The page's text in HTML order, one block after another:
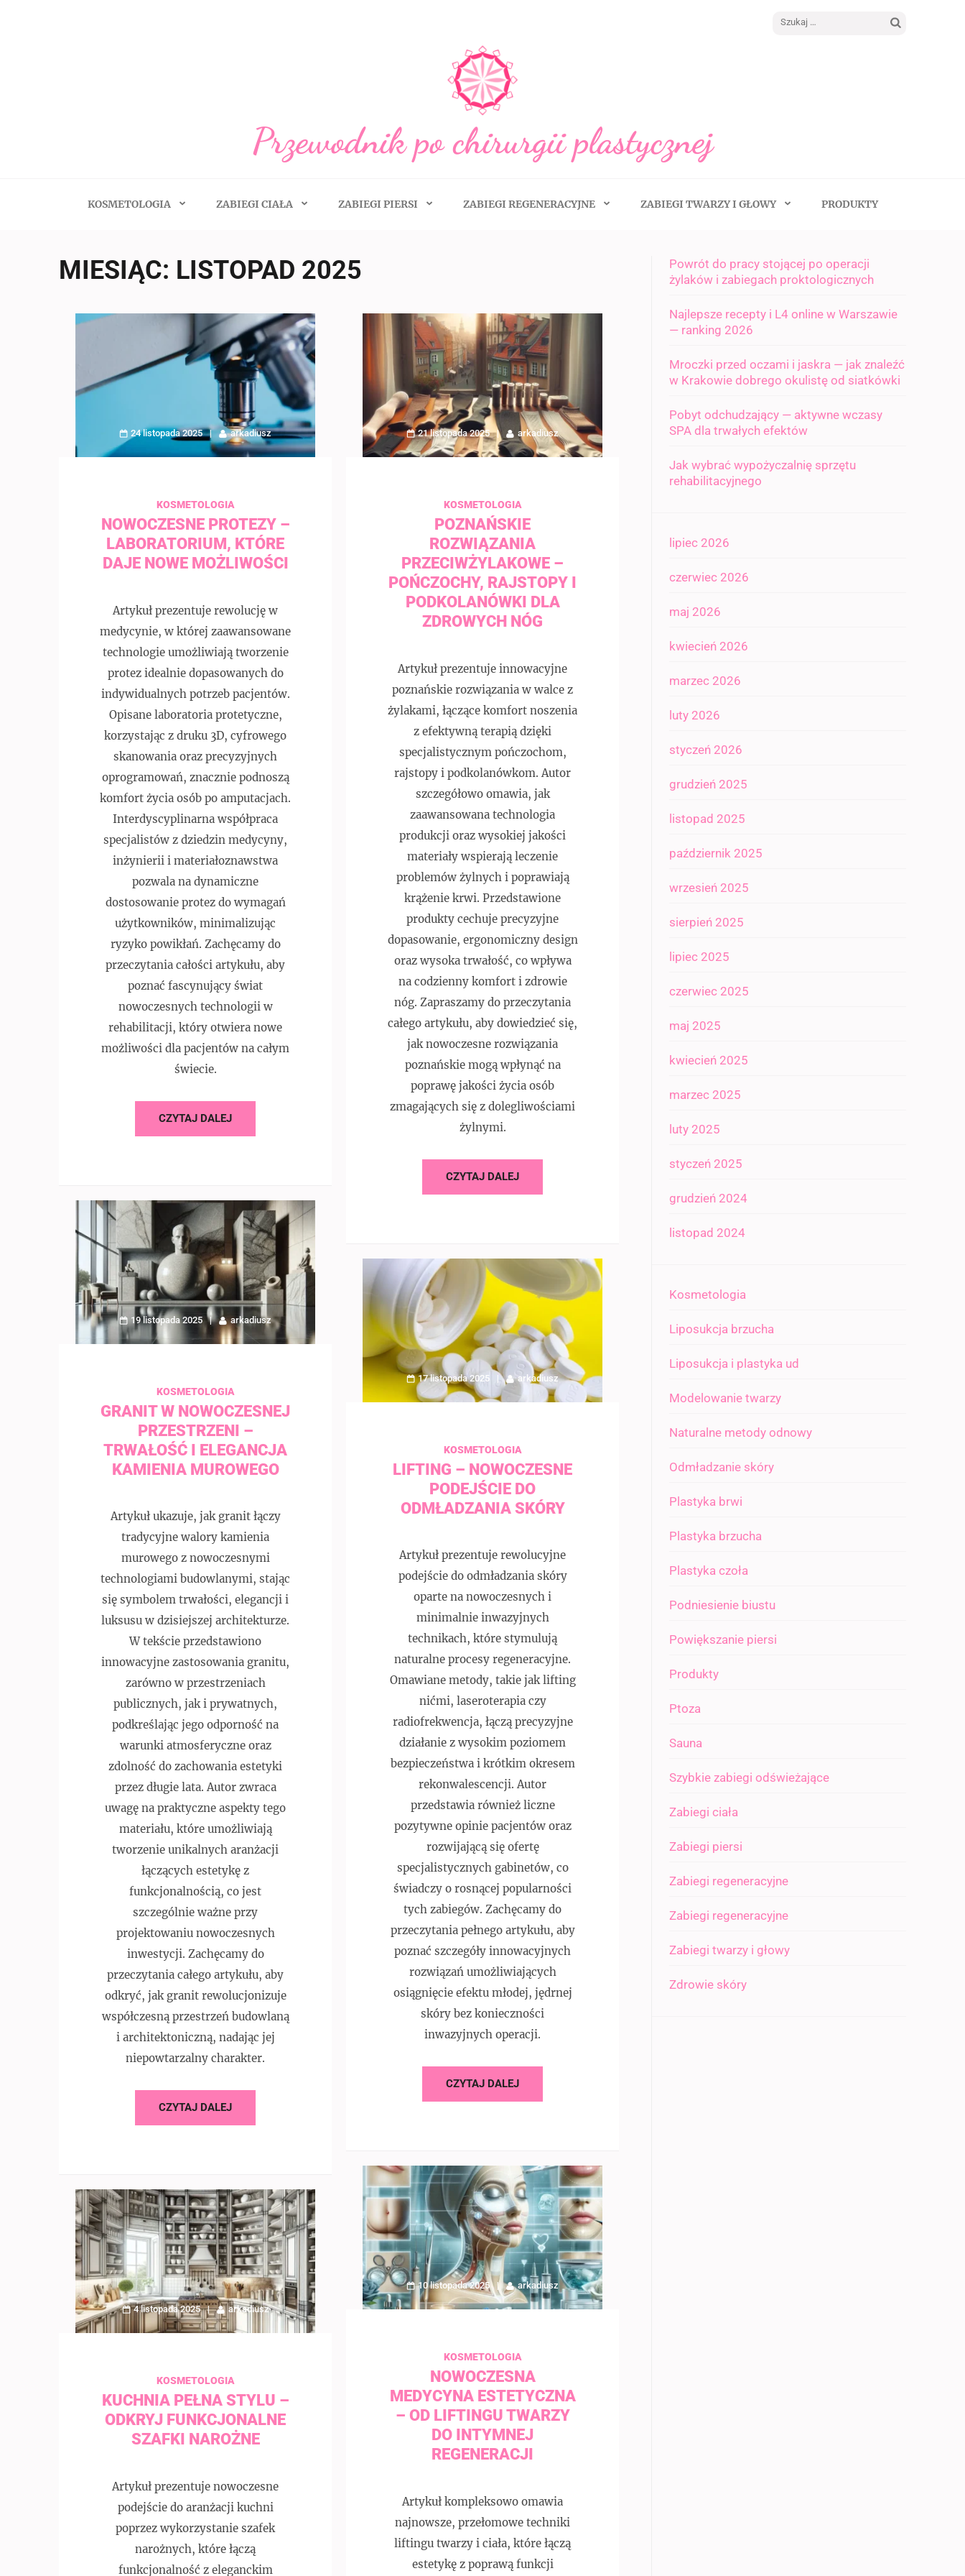
Szukaj:
Przewodnik po chirurgii plastycznej
KOSMETOLOGIA ZABIEGI CIAŁA ZABIEGI PIERSI ZABIEGI REGENERACYJNE ZABIEGI TWARZY I GŁOWY PRODUKTY
MIESIĄC: LISTOPAD 2025
24 listopada 2025 arkadiusz
KOSMETOLOGIA
NOWOCZESNE PROTEZY –
LABORATORIUM, KTÓRE
DAJE NOWE MOŻLIWOŚCI
Artykuł prezentuje rewolucję w
medycynie, w której zaawansowane
technologie umożliwiają tworzenie
protez idealnie dopasowanych do
indywidualnych potrzeb pacjentów.
Opisane laboratoria protetyczne,
korzystając z druku 3D, cyfrowego
skanowania oraz precyzyjnych
oprogramowań, znacznie podnoszą
komfort życia osób po amputacjach.
Interdyscyplinarna współpraca
specjalistów z dziedzin medycyny,
inżynierii i materiałoznawstwa
pozwala na dynamiczne
dostosowanie protez do wymagań
użytkowników, minimalizując
ryzyko powikłań. Zachęcamy do
przeczytania całości artykułu, aby
poznać fascynujący świat
nowoczesnych technologii w
rehabilitacji, który otwiera nowe
możliwości dla pacjentów na całym
świecie.
CZYTAJ DALEJ
21 listopada 2025 arkadiusz
KOSMETOLOGIA
POZNAŃSKIE
ROZWIĄZANIA
PRZECIWŻYLAKOWE –
POŃCZOCHY, RAJSTOPY I
PODKOLANÓWKI DLA
ZDROWYCH NÓG
Artykuł prezentuje innowacyjne
poznańskie rozwiązania w walce z
żylakami, łączące komfort noszenia
z efektywną terapią dzięki
specjalistycznym pończochom,
rajstopy i podkolanówkom. Autor
szczegółowo omawia, jak
zaawansowana technologia
produkcji oraz wysokiej jakości
materiały wspierają leczenie
problemów żylnych i poprawiają
krążenie krwi. Przedstawione
produkty cechuje precyzyjne
dopasowanie, ergonomiczny design
oraz wysoka trwałość, co wpływa
na codzienny komfort i zdrowie
nóg. Zapraszamy do przeczytania
całego artykułu, aby dowiedzieć się,
jak nowoczesne rozwiązania
poznańskie mogą wpłynąć na
poprawę jakości życia osób
zmagających się z dolegliwościami
żylnymi.
CZYTAJ DALEJ
19 listopada 2025 arkadiusz
KOSMETOLOGIA
GRANIT W NOWOCZESNEJ
PRZESTRZENI –
TRWAŁOŚĆ I ELEGANCJA
KAMIENIA MUROWEGO
Artykuł ukazuje, jak granit łączy
tradycyjne walory kamienia
murowego z nowoczesnymi
technologiami budowlanymi, stając
się symbolem trwałości, elegancji i
luksusu w dzisiejszej architekturze.
W tekście przedstawiono
innowacyjne zastosowania granitu,
zarówno w przestrzeniach
publicznych, jak i prywatnych,
podkreślając jego odporność na
warunki atmosferyczne oraz
zdolność do zachowania estetyki
przez długie lata. Autor zwraca
uwagę na praktyczne aspekty tego
materiału, które umożliwiają
tworzenie unikalnych aranżacji
łączących estetykę z
funkcjonalnością, co jest
szczególnie ważne przy
projektowaniu nowoczesnych
inwestycji. Zachęcamy do
przeczytania całego artykułu, aby
odkryć, jak granit rewolucjonizuje
współczesną przestrzeń budowlaną
i architektoniczną, nadając jej
niepowtarzalny charakter.
CZYTAJ DALEJ
17 listopada 2025 arkadiusz
KOSMETOLOGIA
LIFTING – NOWOCZESNE
PODEJŚCIE DO
ODMŁADZANIA SKÓRY
Artykuł prezentuje rewolucyjne
podejście do odmładzania skóry
oparte na nowoczesnych i
minimalnie inwazyjnych
technikach, które stymulują
naturalne procesy regeneracyjne.
Omawiane metody, takie jak lifting
nićmi, laseroterapia czy
radiofrekwencja, łączą precyzyjne
działanie z wysokim poziomem
bezpieczeństwa i krótkim okresem
rekonwalescencji. Autor
przedstawia również liczne
pozytywne opinie pacjentów oraz
rozwijającą się ofertę
specjalistycznych gabinetów, co
świadczy o rosnącej popularności
tych zabiegów. Zachęcamy do
przeczytania pełnego artykułu, aby
poznać szczegóły innowacyjnych
rozwiązań umożliwiających
osiągnięcie efektu młodej, jędrnej
skóry bez konieczności
inwazyjnych operacji.
CZYTAJ DALEJ
10 listopada 2025 arkadiusz
KOSMETOLOGIA
NOWOCZESNA
MEDYCYNA ESTETYCZNA
– OD LIFTINGU TWARZY
DO INTYMNEJ
REGENERACJI
Artykuł kompleksowo omawia
najnowsze, przełomowe techniki
liftingu twarzy i ciała, które łączą
estetykę z poprawą funkcji
4 listopada 2025 arkadiusz
KOSMETOLOGIA
KUCHNIA PEŁNA STYLU –
ODKRYJ FUNKCJONALNE
SZAFKI NAROŻNE
Artykuł prezentuje nowoczesne
podejście do aranżacji kuchni
poprzez wykorzystanie szafek
narożnych, które łączą
funkcjonalność z eleganckim
Powrót do pracy stojącej po operacji
żylaków i zabiegach proktologicznych
Najlepsze recepty i L4 online w Warszawie
— ranking 2026
Mroczki przed oczami i jaskra — jak znaleźć
w Krakowie dobrego okulistę od siatkówki
Pobyt odchudzający — aktywne wczasy
SPA dla trwałych efektów
Jak wybrać wypożyczalnię sprzętu
rehabilitacyjnego
lipiec 2026
czerwiec 2026
maj 2026
kwiecień 2026
marzec 2026
luty 2026
styczeń 2026
grudzień 2025
listopad 2025
październik 2025
wrzesień 2025
sierpień 2025
lipiec 2025
czerwiec 2025
maj 2025
kwiecień 2025
marzec 2025
luty 2025
styczeń 2025
grudzień 2024
listopad 2024
Kosmetologia
Liposukcja brzucha
Liposukcja i plastyka ud
Modelowanie twarzy
Naturalne metody odnowy
Odmładzanie skóry
Plastyka brwi
Plastyka brzucha
Plastyka czoła
Podniesienie biustu
Powiększanie piersi
Produkty
Ptoza
Sauna
Szybkie zabiegi odświeżające
Zabiegi ciała
Zabiegi piersi
Zabiegi regeneracyjne
Zabiegi regeneracyjne
Zabiegi twarzy i głowy
Zdrowie skóry